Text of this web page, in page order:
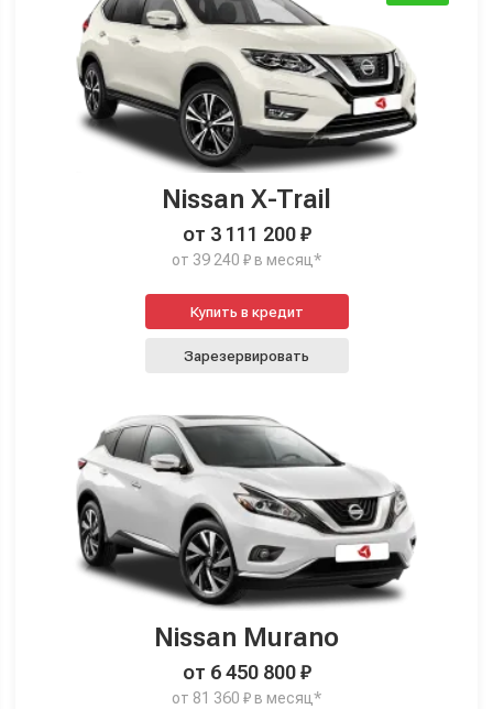
Nissan X-Trail
от 3 111 200 ₽
от 39 240 ₽ в месяц*
Купить в кредит
Зарезервировать
Nissan Murano
от 6 450 800 ₽
от 81 360 ₽ в месяц*